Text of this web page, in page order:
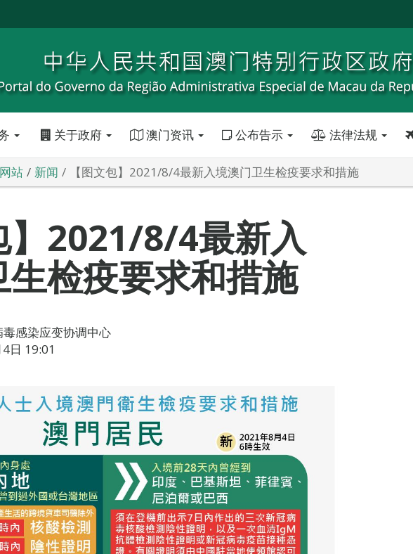
关于政府 澳门资讯 公布告示 法律法规
站 新闻 【图文包】2021/8/4最新入境澳门卫生检疫要求和措施
】2021/8/4最新入
检疫要求和措施
感染应变协调中心
日 19:01